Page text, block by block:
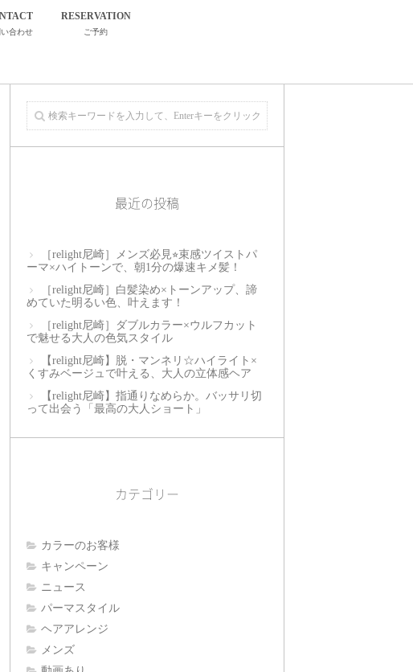
合わせ
RESERVATION
ご予約
最近の投稿
［relight尼崎］メンズ必見⭐︎束感ツイストパ
ーマ×ハイトーンで、朝1分の爆速キメ髪！
［relight尼崎］白髪染め×トーンアップ、諦
めていた明るい色、叶えます！
［relight尼崎］ダブルカラー×ウルフカット
で魅せる大人の色気スタイル
【relight尼崎】脱・マンネリ☆ハイライト×
くすみベージュで叶える、大人の立体感ヘア
【relight尼崎】指通りなめらか。バッサリ切
って出会う「最高の大人ショート」
カテゴリー
カラーのお客様
キャンペーン
ニュース
パーマスタイル
ヘアアレンジ
メンズ